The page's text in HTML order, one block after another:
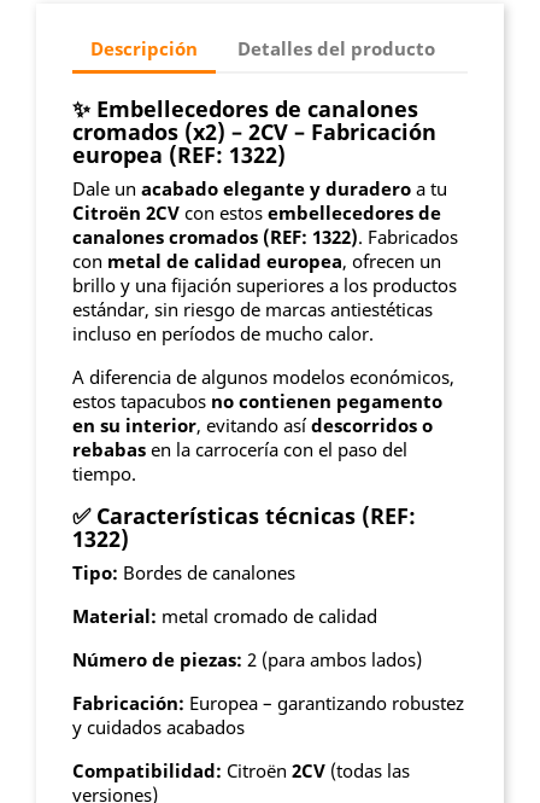
Descripción Detalles del producto
✨ Embellecedores de canalones
cromados (x2) – 2CV – Fabricación
europea (REF: 1322)
Dale un acabado elegante y duradero a tu
Citroën 2CV con estos embellecedores de
canalones cromados (REF: 1322). Fabricados
con metal de calidad europea, ofrecen un
brillo y una fijación superiores a los productos
estándar, sin riesgo de marcas antiestéticas
incluso en períodos de mucho calor.
A diferencia de algunos modelos económicos,
estos tapacubos no contienen pegamento
en su interior, evitando asídescorridos o
rebabas en la carrocería con el paso del
tiempo.
✅ Características técnicas (REF:
1322)
Tipo: Bordes de canalones
Material: metal cromado de calidad
Número de piezas: 2 (para ambos lados)
Fabricación: Europea – garantizando robustez
y cuidados acabados
Compatibilidad: Citroën 2CV (todas las
versiones)